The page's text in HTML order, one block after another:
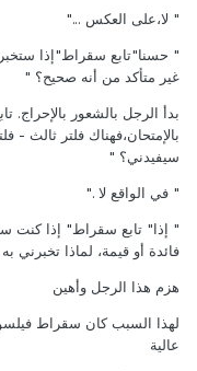
" لا،على العكس ..."
" حسنا"تابع سقراط"إذا
غير متأكد من أنه صحيح؟ "
بدأ الرجل بالشعور بالإحراج.
بالإمتحان،فهناك فلتر ثالث -
سيفيدني؟ "
" في الواقع لا ."
" إذا" تابع سقراط" إذا كنت
فائدة أو قيمة، لماذا تخبرني
هزم هذا الرجل وأهين
لهذا السبب كان سقراط
عالية